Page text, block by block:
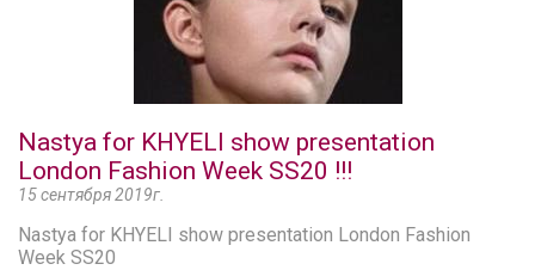
Nastya for KHYELI show presentation
London Fashion Week SS20 !!!
15 сентября 2019г.
Nastya for KHYELI show presentation London Fashion
Week SS20